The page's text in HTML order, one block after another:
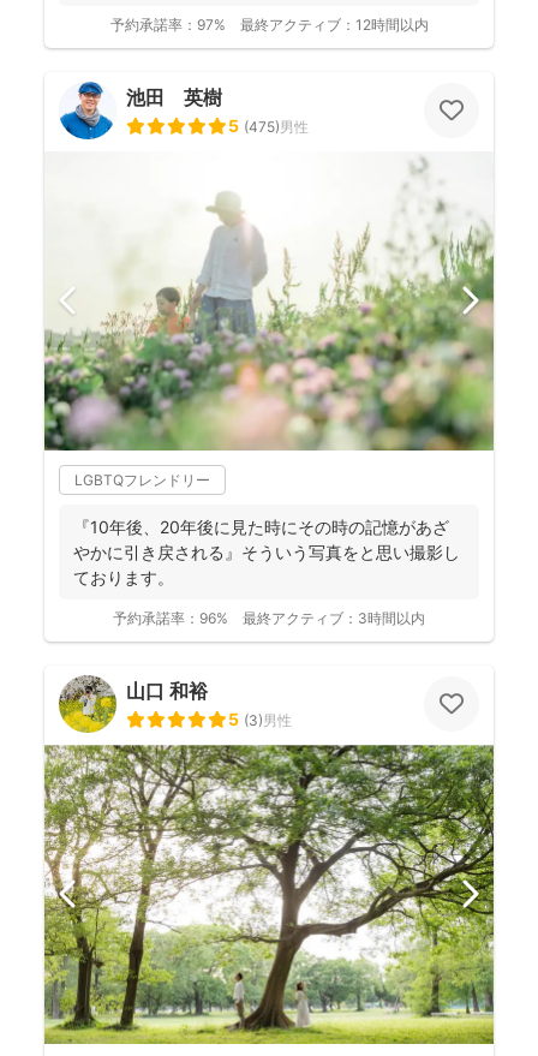
予約承諾率： 97% 最終アクティブ： 12時間以内
池田 英樹
5 (475)男性
LGBTQフレンドリー
『10年後、20年後に見た時にその時の記憶があざ
やかに引き戻される』そういう写真をと思い撮影し
ております。
予約承諾率： 96% 最終アクティブ： 3時間以内
山口 和裕
5 (3)男性